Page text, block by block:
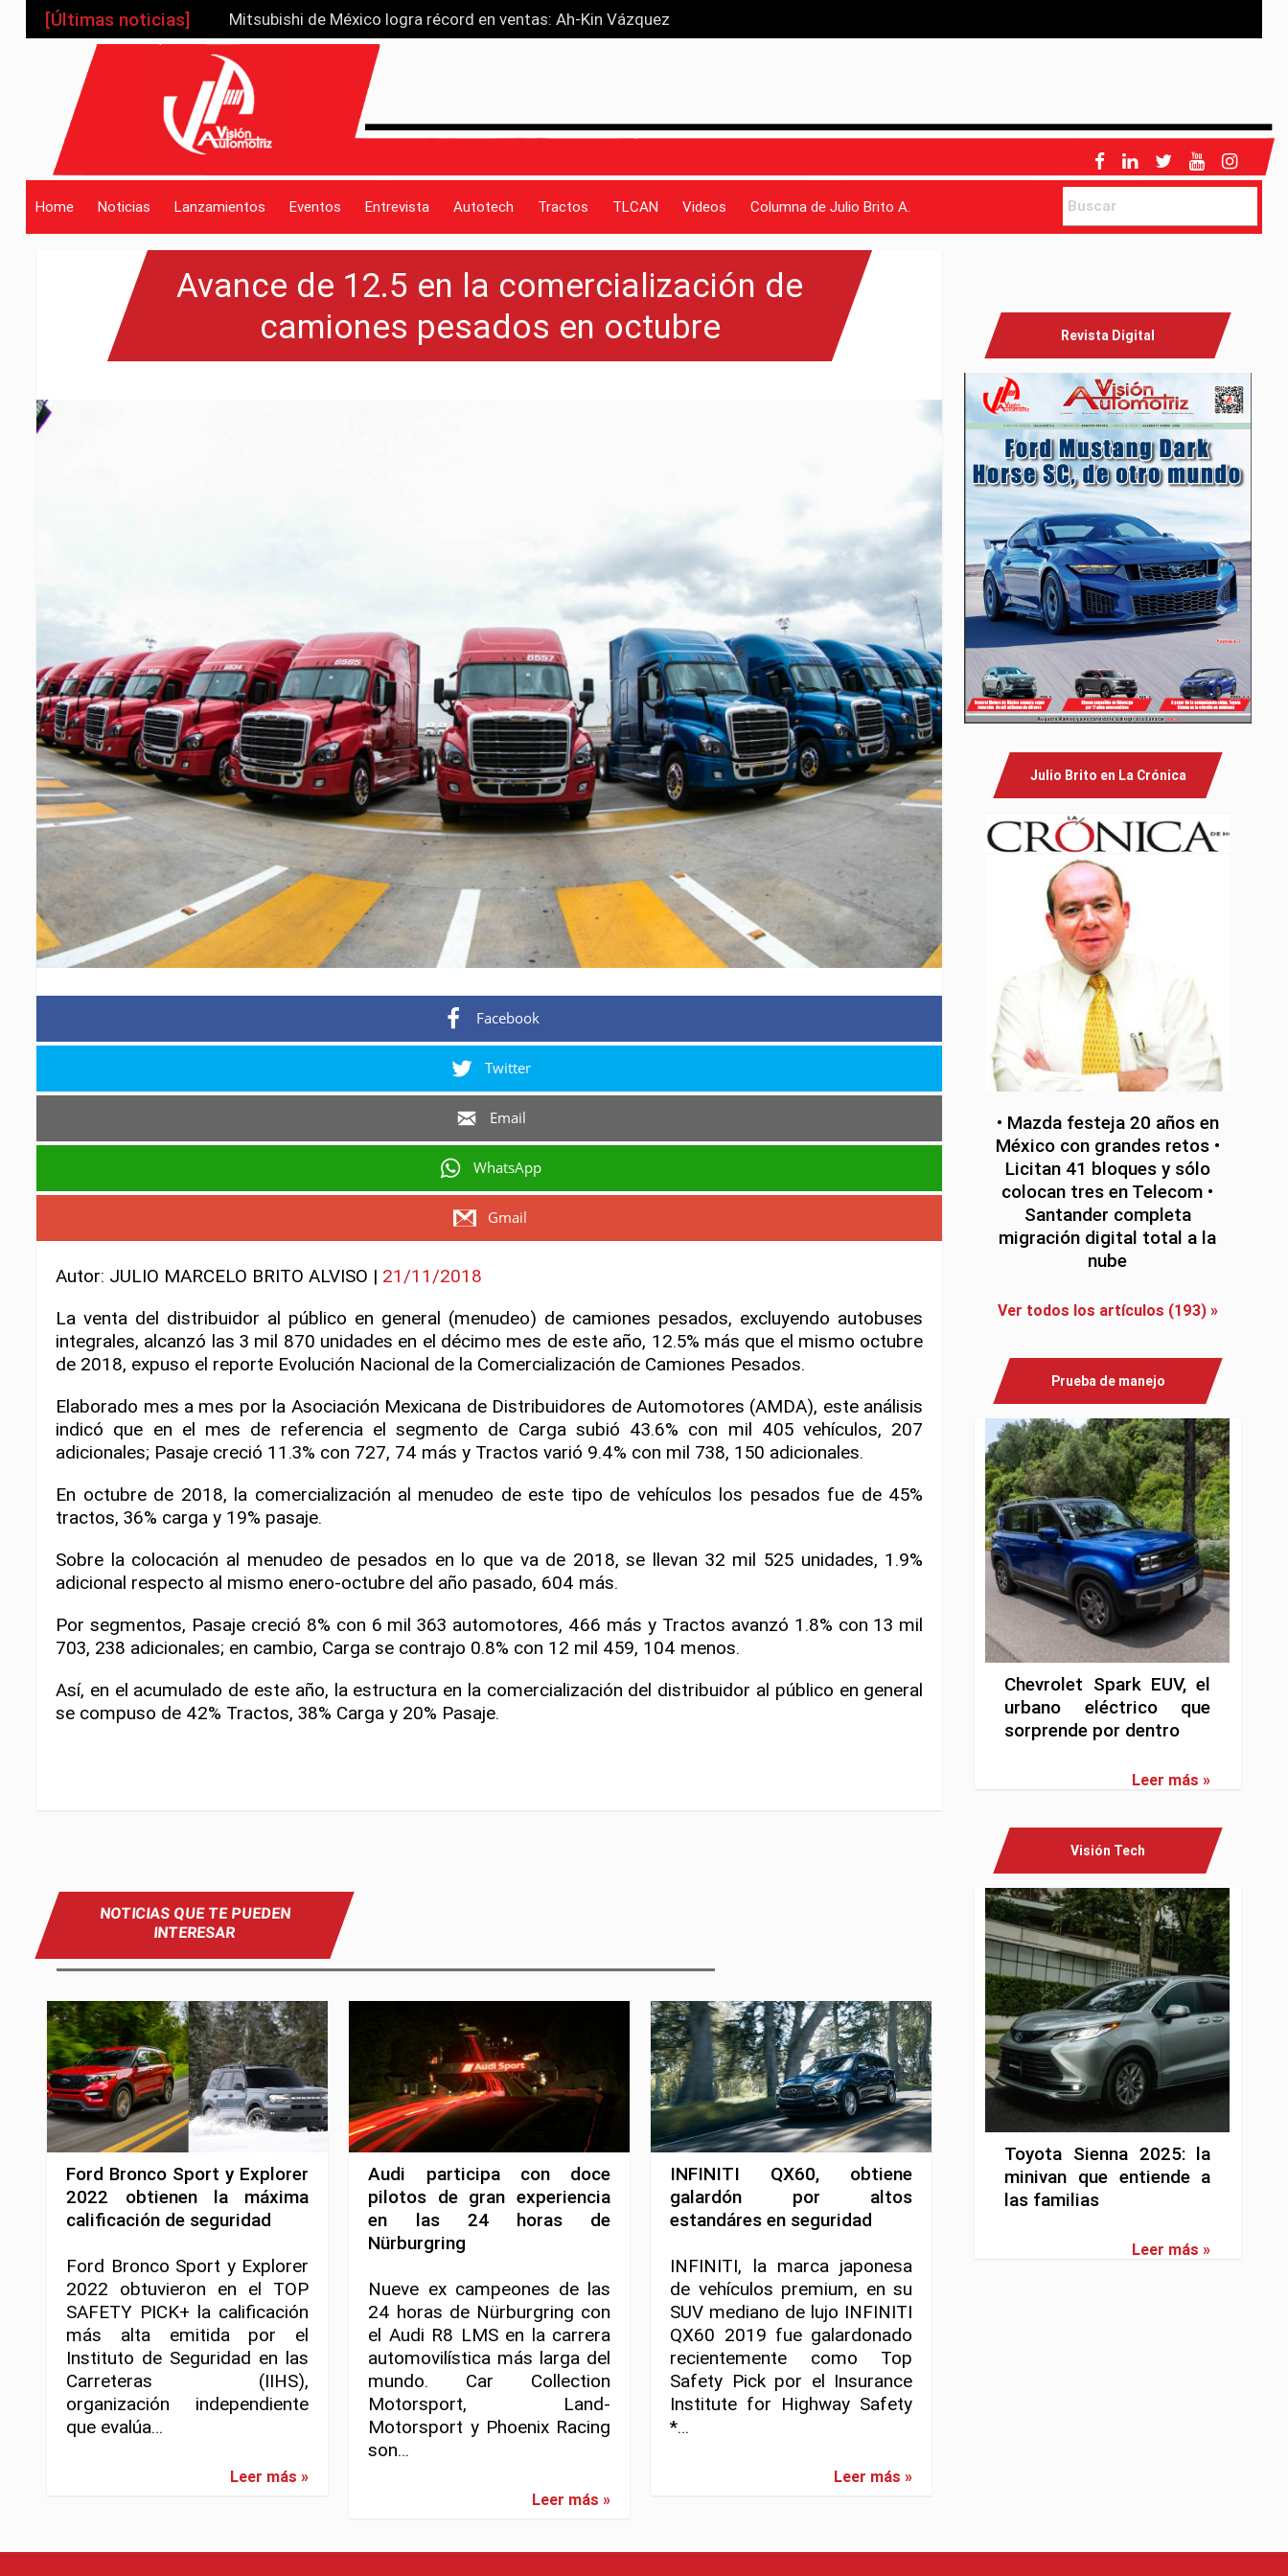
[Últimas noticias]
Mitsubishi de México logra récord en ventas: Ah-Kin Vázquez
Nissan consolida liderazgo con movilidad accesible
Toyota Sienna 2025: la minivan que entiende a las familias
Chery compra planta de Nissan en sudáfrica
JETOUR G700, gira sobre su propio eje
Home Noticias Lanzamientos Eventos Entrevista Autotech Tractos TLCAN Videos Columna de Julio Brito A.
Avance de 12.5 en la comercialización de
camiones pesados en octubre
Facebook
Twitter
Email
WhatsApp
Gmail
Autor: JULIO MARCELO BRITO ALVISO | 21/11/2018
La venta del distribuidor al público en general (menudeo) de camiones pesados, excluyendo autobuses
integrales, alcanzó las 3 mil 870 unidades en el décimo mes de este año, 12.5% más que el mismo octubre
de 2018, expuso el reporte Evolución Nacional de la Comercialización de Camiones Pesados.
Elaborado mes a mes por la Asociación Mexicana de Distribuidores de Automotores (AMDA), este análisis
indicó que en el mes de referencia el segmento de Carga subió 43.6% con mil 405 vehículos, 207
adicionales; Pasaje creció 11.3% con 727, 74 más y Tractos varió 9.4% con mil 738, 150 adicionales.
En octubre de 2018, la comercialización al menudeo de este tipo de vehículos los pesados fue de 45%
tractos, 36% carga y 19% pasaje.
Sobre la colocación al menudeo de pesados en lo que va de 2018, se llevan 32 mil 525 unidades, 1.9%
adicional respecto al mismo enero-octubre del año pasado, 604 más.
Por segmentos, Pasaje creció 8% con 6 mil 363 automotores, 466 más y Tractos avanzó 1.8% con 13 mil
703, 238 adicionales; en cambio, Carga se contrajo 0.8% con 12 mil 459, 104 menos.
Así, en el acumulado de este año, la estructura en la comercialización del distribuidor al público en general
se compuso de 42% Tractos, 38% Carga y 20% Pasaje.
NOTICIAS QUE TE PUEDEN
INTERESAR
Ford Bronco Sport y Explorer
2022 obtienen la máxima
calificación de seguridad
Ford Bronco Sport y Explorer
2022 obtuvieron en el TOP
SAFETY PICK+ la calificación
más alta emitida por el
Instituto de Seguridad en las
Carreteras (IIHS),
organización independiente
que evalúa…
Leer más »
Audi participa con doce
pilotos de gran experiencia
en las 24 horas de
Nürburgring
Nueve ex campeones de las
24 horas de Nürburgring con
el Audi R8 LMS en la carrera
automovilística más larga del
mundo. Car Collection
Motorsport, Land-
Motorsport y Phoenix Racing
son…
Leer más »
INFINITI QX60, obtiene
galardón por altos
estandáres en seguridad
INFINITI, la marca japonesa
de vehículos premium, en su
SUV mediano de lujo INFINITI
QX60 2019 fue galardonado
recientemente como Top
Safety Pick por el Insurance
Institute for Highway Safety
*…
Leer más »
Revista Digital
Julio Brito en La Crónica
• Mazda festeja 20 años en
México con grandes retos •
Licitan 41 bloques y sólo
colocan tres en Telecom •
Santander completa
migración digital total a la
nube
Ver todos los artículos (193) »
Prueba de manejo
Chevrolet Spark EUV, el
urbano eléctrico que
sorprende por dentro
Leer más »
Visión Tech
Toyota Sienna 2025: la
minivan que entiende a
las familias
Leer más »